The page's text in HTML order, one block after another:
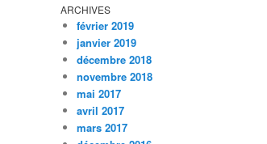
ARCHIVES
février 2019
janvier 2019
décembre 2018
novembre 2018
mai 2017
avril 2017
mars 2017